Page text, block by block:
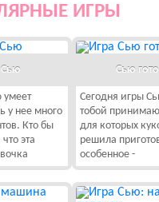
ИГРЫ
Сью
у нее много
Кто бы
эта
Сью
Сегодня игры
тобой
для которых
решила
особенное -